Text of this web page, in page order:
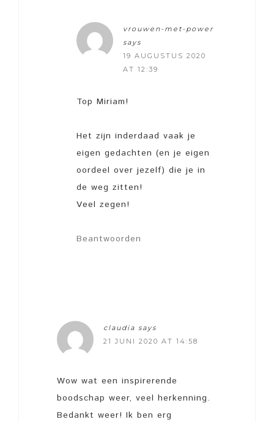
vrouwen-met-power
says
19 AUGUSTUS 2020
AT 12:39
Top Miriam!
Het zijn inderdaad vaak je
eigen gedachten (en je eigen
oordeel over jezelf) die je in
de weg zitten!
Veel zegen!
Beantwoorden
claudia says
21 JUNI 2020 AT 14:58
Wow wat een inspirerende
boodschap weer, veel herkenning.
Bedankt weer! Ik ben erg